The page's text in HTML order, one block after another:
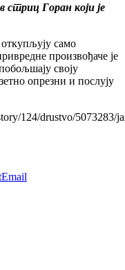
стриц Горан који је
само
произвођаче је
своју
опрезни и послују
124/drustvo/5073283/
Email